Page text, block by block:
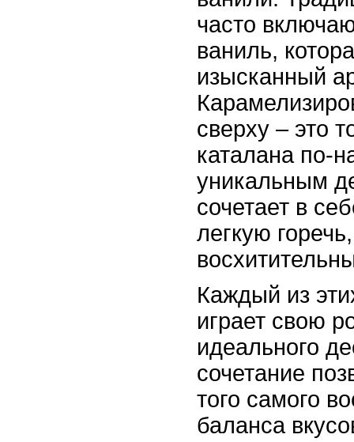
часто
ваниль,
изысканный
сверху – это
каталана по-
уникальным
сочетает в
легкую
Каждый из
играет свою
идеального
сочетание
того самого
баланса